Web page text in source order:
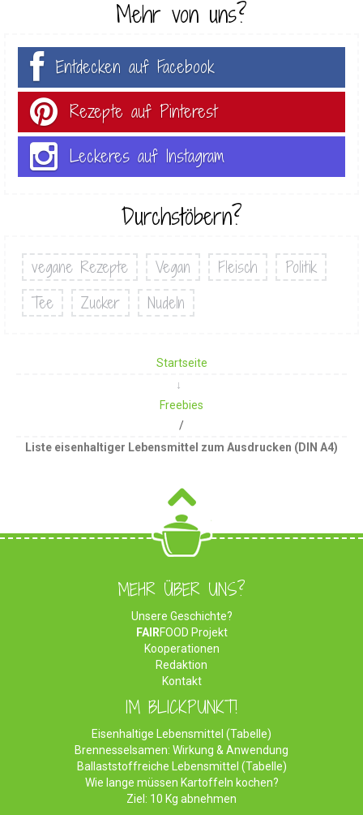
Mehr von uns?
Entdecken auf Facebook
Rezepte auf Pinterest
Leckeres auf Instagram
Durchstöbern?
vegane Rezepte Vegan Fleisch
Politik
Tee
Zucker Nudeln
Startseite
Freebies
/
Liste eisenhaltiger Lebensmittel zum Ausdrucken (DIN A4)
MEHR ÜBER UNS?
Unsere Geschichte?
FAIRFOOD Projekt
Kooperationen
Redaktion
Kontakt
IM BLICKPUNKT!
Eisenhaltige Lebensmittel (Tabelle)
Brennesselsamen: Wirkung & Anwendung
Ballaststoffreiche Lebensmittel (Tabelle)
Wie lange müssen Kartoffeln kochen?
Ziel: 10 Kg abnehmen